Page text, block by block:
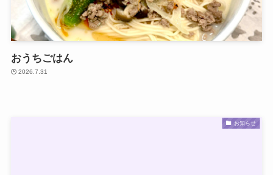
おうちごはん
2026.7.31
お知らせ